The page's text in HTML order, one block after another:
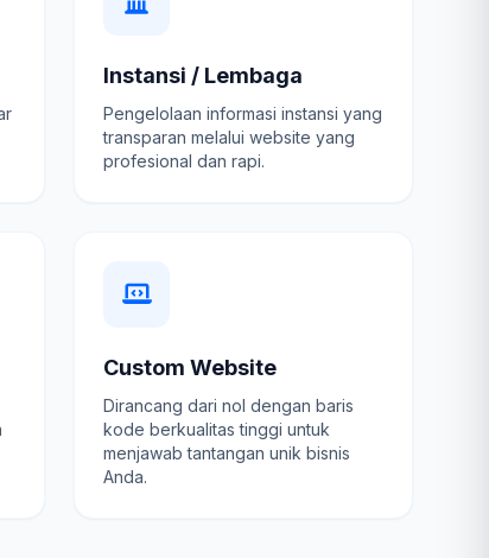
Instansi / Lembaga
Pengelolaan informasi instansi yang
transparan melalui website yang
profesional dan rapi.
Custom Website
Dirancang dari nol dengan baris
kode berkualitas tinggi untuk
menjawab tantangan unik bisnis
Anda.